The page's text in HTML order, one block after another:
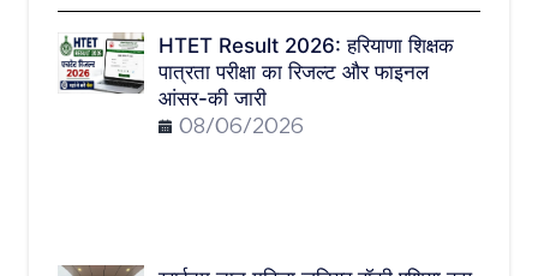
HTET Result 2026: हरियाणा शिक्षक
पात्रता परीक्षा का रिजल्ट और फाइनल
आंसर-की जारी
08/06/2026